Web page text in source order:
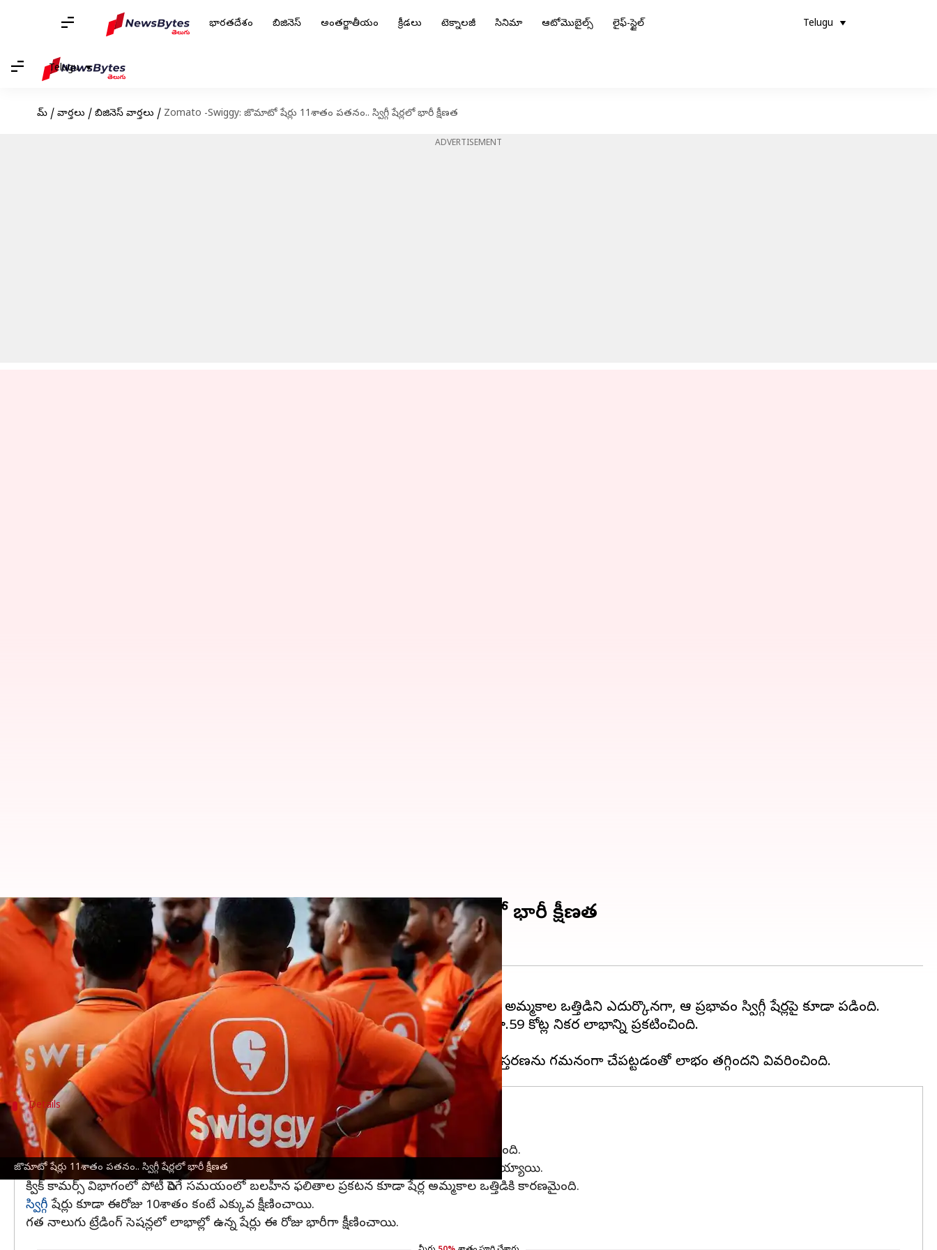
భారతదేశం బిజినెస్ అంతర్జాతీయం క్రీడలు టెక్నాలజీ సినిమా ఆటోమొబైల్స్ లైఫ్-స్టైల్ Telugu
Telugu
హోమ్ / వార్తలు / బిజినెస్ వార్తలు / Zomato -Swiggy: జొమాటో షేర్లు 11శాతం పతనం.. స్విగ్గీ షేర్లలో భారీ క్షీణత
ADVERTISEMENT
జొమాటో షేర్లు 11శాతం పతనం.. స్విగ్గీ షేర్లలో భారీ క్షీణత
Zomato -Swiggy: జొమాటో షేర్లు 11శాతం పతనం.. స్విగ్గీ షేర్లలో భారీ క్షీణత
Jayachandra Akuri Jan 21, 2025 01:23 pm
ఈ వార్తాకథనం ఏంటి
, స్విగ్గీ షేర్లు మంగళవారం భారీగా పతనమయ్యాయి. ఫలితాల నేపథ్యంలో జొమాటో షేర్లు అమ్మకాల ఒత్తిడిని ఎదుర్కొనగా, ఆ ప్రభావం స్విగ్గీ షేర్లపై కూడా పడింది.
రెండు కంపెనీల షేర్లు నష్టాల్లో ట్రేడవుతున్నాయి. జొమాటో తమ మూడో త్రైమాసిక ఫలితాల్లో రూ.59 కోట్ల నికర లాభాన్ని ప్రకటించింది.
కానీ గతేడాది ఇదే త్రైమాసికం గానూ 57.2% లాభంలో క్షీణతను నమోదుచేసింది.
Details
స్విగ్గీ షేర్లు 10శాతం క్షీణత
పెరిగిన పెట్టుబడులు, స్టోర్‌ విస్తరణ కారణంగా సమీప కాలంలో నష్టాలు నమోదవగలవని జొమాటో తెలిపింది.
ఫలితాల తరువాత, బ్రోకరేజీ సంస్థలు అంచనాలను తగ్గించడంతో జొమాటో షేర్లు 11శాతం పతనమయ్యాయి.
క్విక్‌ కామర్స్‌ విభాగంలో పోటీ పెరిగే సమయంలో బలహీన ఫలితాల ప్రకటన కూడా షేర్ల అమ్మకాల ఒత్తిడికి కారణమైంది.
స్విగ్గీ షేర్లు కూడా ఈరోజు 10శాతం కంటే ఎక్కువ క్షీణించాయి.
గత నాలుగు ట్రేడింగ్‌ సెషన్లలో లాభాల్లో ఉన్న షేర్లు ఈ రోజు భారీగా క్షీణించాయి.